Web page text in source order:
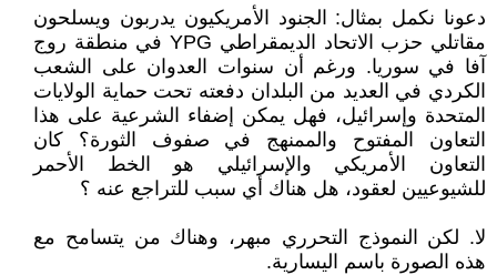
دعونا نكمل بمثال: الجنود الأمريكيون يدربون ويسلحون
مقاتلي حزب الاتحاد الديمقراطي YPG في منطقة روج
آفا في سوريا. ورغم أن سنوات العدوان على الشعب
الكردي في العديد من البلدان دفعته تحت حماية الولايات
المتحدة وإسرائيل، فهل يمكن إضفاء الشرعية على هذا
التعاون المفتوح والممنهج في صفوف الثورة؟ كان
التعاون الأمريكي والإسرائيلي هو الخط الأحمر
للشيوعيين لعقود، هل هناك أي سبب للتراجع عنه ؟
لا. لكن النموذج التحرري مبهر، وهناك من يتسامح مع
هذه الصورة باسم اليسارية.